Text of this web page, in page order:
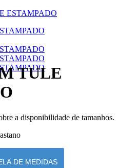
ESTAMPADO
TULE
a disponibilidade de tamanhos.
DE MEDIDAS